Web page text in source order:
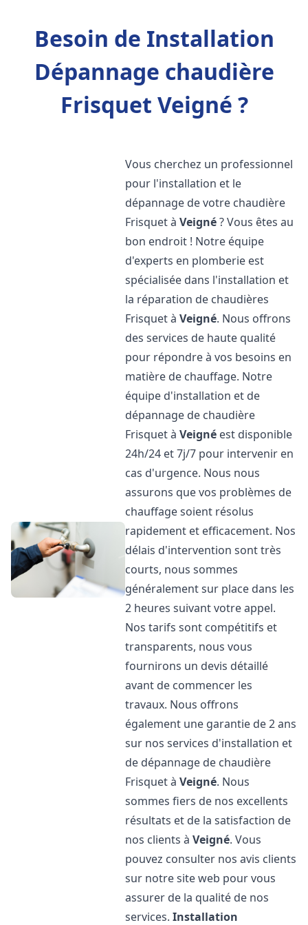
Besoin de Installation
Dépannage chaudière
Frisquet Veigné ?
Vous cherchez un professionnel
pour l'installation et le
dépannage de votre chaudière
Frisquet àVeigné? Vous êtes au
bon endroit ! Notre équipe
d'experts en plomberie est
spécialisée dans l'installation et
la réparation de chaudières
Frisquet àVeigné. Nous offrons
des services de haute qualité
pour répondre à vos besoins en
matière de chauffage. Notre
équipe d'installation et de
dépannage de chaudière
Frisquet àVeigné est disponible
24h/24 et 7j/7 pour intervenir en
cas d'urgence. Nous nous
assurons que vos problèmes de
chauffage soient résolus
rapidement et efficacement. Nos
délais d'intervention sont très
courts, nous sommes
généralement sur place dans les
2 heures suivant votre appel.
Nos tarifs sont compétitifs et
transparents, nous vous
fournirons un devis détaillé
avant de commencer les
travaux. Nous offrons
également une garantie de 2 ans
sur nos services d'installation et
de dépannage de chaudière
Frisquet àVeigné. Nous
sommes fiers de nos excellents
résultats et de la satisfaction de
nos clients àVeigné. Vous
pouvez consulter nos avis clients
sur notre site web pour vous
assurer de la qualité de nos
services.Installation